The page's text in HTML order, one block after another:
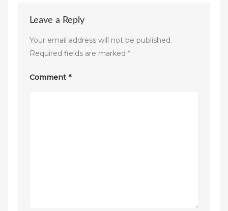
Leave a Reply
Your email address will not be published.
Required fields are marked *
Comment *